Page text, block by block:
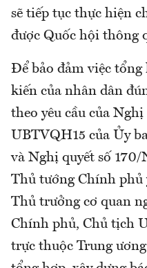
sẽ tiếp tục thực hiện
được Quốc hội thông
Để bảo đảm việc
kiến của nhân dân
theo yêu cầu của
UBTVQH15 của Ủy
và Nghị quyết số
Thủ tướng Chính phủ
Thủ trưởng cơ quan
Chính phủ, Chủ tịch
trực thuộc Trung